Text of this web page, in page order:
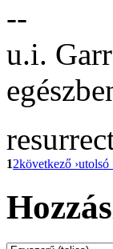
--
u.i.
12következő ›utolsó